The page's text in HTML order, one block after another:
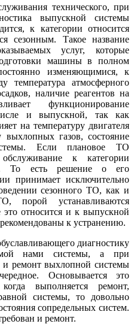
технического, при
выпускной системы
к категории относится
сезонным. Такое название
услуг, которые
машины в полном
изменяющимися, к
температура атмосферного
наличие реагентов на
функционирование
и выпускной, так как
на температуру двигателя
выхлопных газов, состояние
Если плановое ТО
к категории
То есть решение о его
принимает исключительно
сезонного ТО, как и
порой устанавливаются
относится и к выпускной
к устранению.
диагностику
нами системы, а при
и ремонт выхлопной системы
Основывается это
выполняется ремонт,
системы, то довольно
сопредельных систем.
и ремонт.